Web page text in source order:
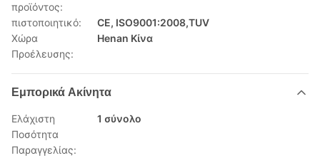
προϊόντος:
πιστοποιητικό:
CE, ISO9001:2008,TUV
Χώρα
Προέλευσης:
Henan Κίνα
Εμπορικά Ακίνητα
Ελάχιστη
Ποσότητα
Παραγγελίας:
1 σύνολο